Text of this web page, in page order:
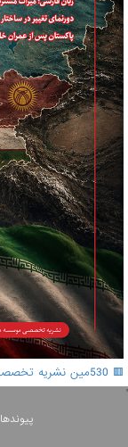
🟥 530مین نشریه تخصصی "مطالعات شرق" منتشر شد.
'
پيوندها